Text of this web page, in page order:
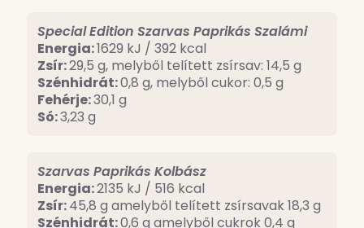
Special Edition Szarvas Paprikás Szalámi
Energia:1629 kJ / 392 kcal
Zsír:29,5 g, melyből telített zsírsav: 14,5 g
Szénhidrát:0,8 g, melyből cukor: 0,5 g
Fehérje:30,1 g
Só:3,23 g
Szarvas Paprikás Kolbász
Energia:2135 kJ / 516 kcal
Zsír:45,8 g amelyből telített zsírsavak 18,3 g
Szénhidrát:0,6 g amelyből cukrok 0,4 g